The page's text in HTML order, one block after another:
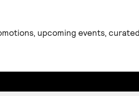
upcoming events,